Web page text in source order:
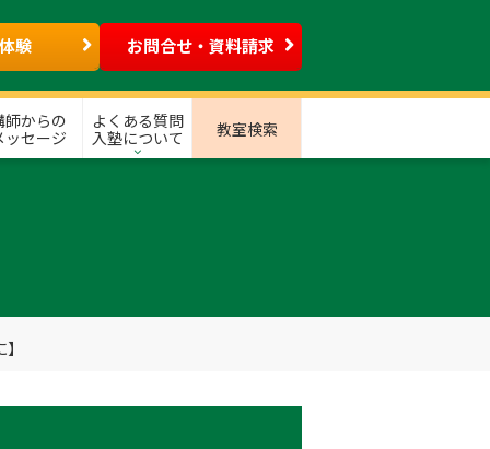
験 お問合せ・資料請求
師からの
ッセージ
よくある質問
入塾について
教室検索